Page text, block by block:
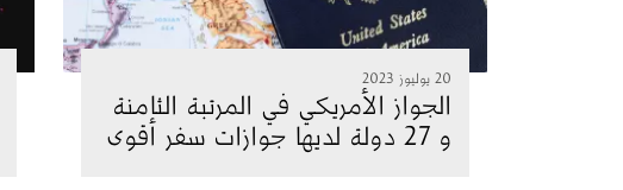
20 يوليوز 2023
الجواز الأمريكي في المرتبة الثامنة
و 27 دولة لديها جوازات سفر أقوى